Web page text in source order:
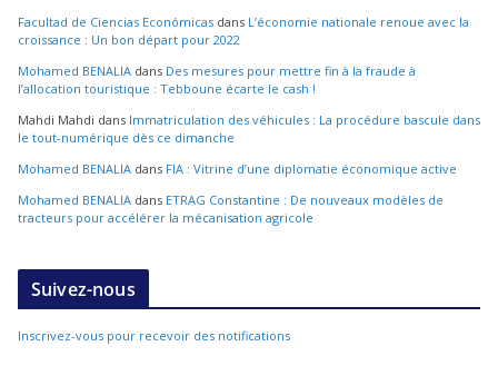
Facultad de Ciencias Económicas dans L’économie nationale renoue avec la
croissance : Un bon départ pour 2022
Mohamed BENALIA dans Des mesures pour mettre fin à la fraude à
l’allocation touristique : Tebboune écarte le cash !
Mahdi Mahdi dans Immatriculation des véhicules : La procédure bascule dans
le tout-numérique dès ce dimanche
Mohamed BENALIA dans FIA : Vitrine d’une diplomatie économique active
Mohamed BENALIA dans ETRAG Constantine : De nouveaux modèles de
tracteurs pour accélérer la mécanisation agricole
Suivez-nous
Inscrivez-vous pour recevoir des notifications